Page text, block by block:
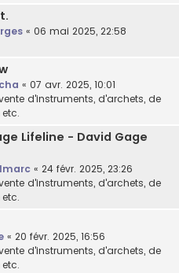
« 06 mai 2025, 22:58
« 07 avr. 2025, 10:01
d'instruments, d'archets, de
Lifeline - David Gage
« 24 févr. 2025, 23:26
d'instruments, d'archets, de
« 20 févr. 2025, 16:56
d'instruments, d'archets, de